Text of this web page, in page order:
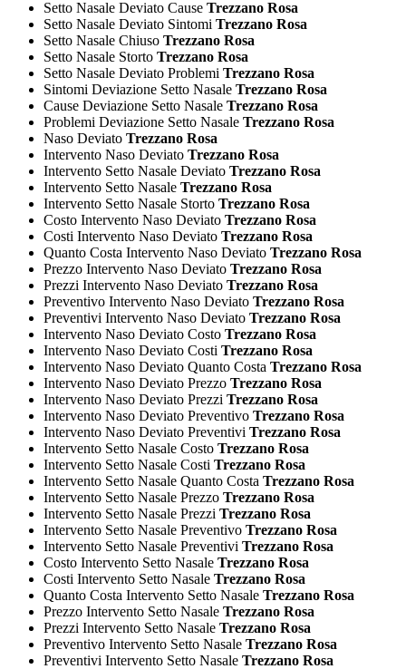
Setto Nasale Deviato Cause Trezzano Rosa
Setto Nasale Deviato Sintomi Trezzano Rosa
Setto Nasale Chiuso Trezzano Rosa
Setto Nasale Storto Trezzano Rosa
Setto Nasale Deviato Problemi Trezzano Rosa
Sintomi Deviazione Setto Nasale Trezzano Rosa
Cause Deviazione Setto Nasale Trezzano Rosa
Problemi Deviazione Setto Nasale Trezzano Rosa
Naso Deviato Trezzano Rosa
Intervento Naso Deviato Trezzano Rosa
Intervento Setto Nasale Deviato Trezzano Rosa
Intervento Setto Nasale Trezzano Rosa
Intervento Setto Nasale Storto Trezzano Rosa
Costo Intervento Naso Deviato Trezzano Rosa
Costi Intervento Naso Deviato Trezzano Rosa
Quanto Costa Intervento Naso Deviato Trezzano Rosa
Prezzo Intervento Naso Deviato Trezzano Rosa
Prezzi Intervento Naso Deviato Trezzano Rosa
Preventivo Intervento Naso Deviato Trezzano Rosa
Preventivi Intervento Naso Deviato Trezzano Rosa
Intervento Naso Deviato Costo Trezzano Rosa
Intervento Naso Deviato Costi Trezzano Rosa
Intervento Naso Deviato Quanto Costa Trezzano Rosa
Intervento Naso Deviato Prezzo Trezzano Rosa
Intervento Naso Deviato Prezzi Trezzano Rosa
Intervento Naso Deviato Preventivo Trezzano Rosa
Intervento Naso Deviato Preventivi Trezzano Rosa
Intervento Setto Nasale Costo Trezzano Rosa
Intervento Setto Nasale Costi Trezzano Rosa
Intervento Setto Nasale Quanto Costa Trezzano Rosa
Intervento Setto Nasale Prezzo Trezzano Rosa
Intervento Setto Nasale Prezzi Trezzano Rosa
Intervento Setto Nasale Preventivo Trezzano Rosa
Intervento Setto Nasale Preventivi Trezzano Rosa
Costo Intervento Setto Nasale Trezzano Rosa
Costi Intervento Setto Nasale Trezzano Rosa
Quanto Costa Intervento Setto Nasale Trezzano Rosa
Prezzo Intervento Setto Nasale Trezzano Rosa
Prezzi Intervento Setto Nasale Trezzano Rosa
Preventivo Intervento Setto Nasale Trezzano Rosa
Preventivi Intervento Setto Nasale Trezzano Rosa